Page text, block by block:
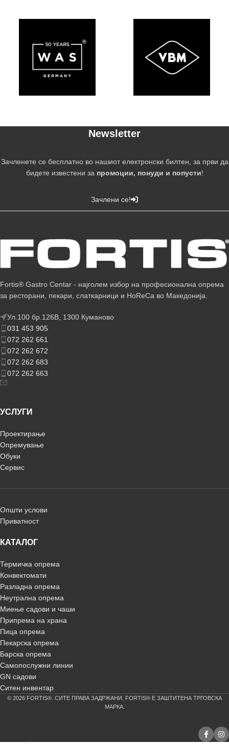
Newsletter
Зачленете се бесплатно во нашиот електронски билтен, за први да
бидете известени за промоции, понуди и попусти!
Зачлени се!
Fortis® Gastro Centar - најголем избор на професионална опрема
за ресторани, пекари, слаткарници и HoReCa во Македонија.
Ул.100 бр.126В, 1300 Куманово
031 453 905
072 262 661
072 262 672
072 262 683
072 262 663
УСЛУГИ
Проектирање
Опремување
Обуки
Сервис
Општи услови
Приватност
КАТАЛОГ
Термичка опрема
Конвектомати
Разладна опрема
Неутрална опрема
Миење садови и чаши
Припрема на храна
Пица опрема
Пекарска опрема
Барска опрема
Самопослужни линии
GN садови
Ситен инвентар
© 2026 FORTIS®. СИТЕ ПРАВА ЗАДРЖАНИ. FORTIS® Е ЗАШТИТЕНА ТРГОВСКА
МАРКА.